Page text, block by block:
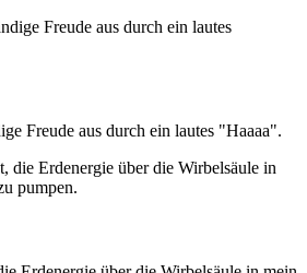
Freude aus durch ein lautes "Haaaa".